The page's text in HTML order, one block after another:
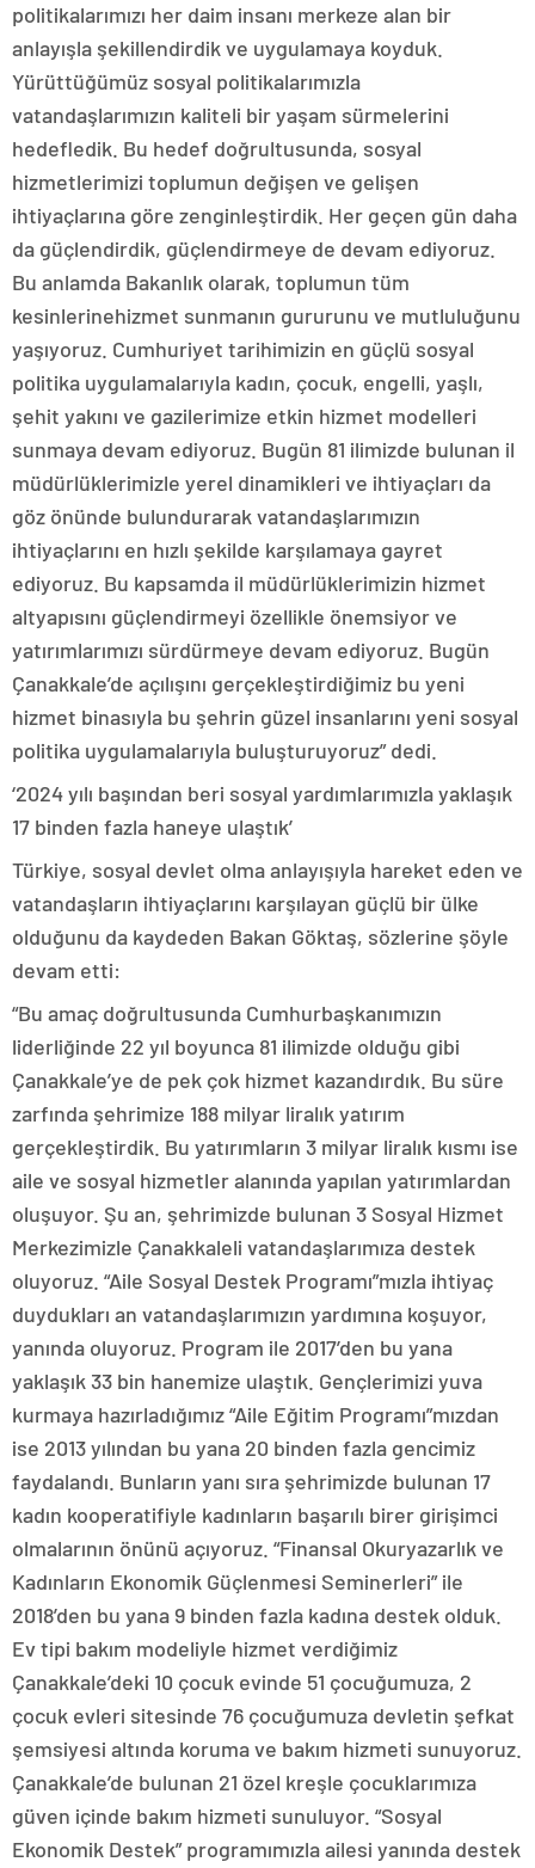
politikalarımızı her daim insanı merkeze alan bir
anlayışla şekillendirdik ve uygulamaya koyduk.
Yürüttüğümüz sosyal politikalarımızla
vatandaşlarımızın kaliteli bir yaşam sürmelerini
hedefledik. Bu hedef doğrultusunda, sosyal
hizmetlerimizi toplumun değişen ve gelişen
ihtiyaçlarına göre zenginleştirdik. Her geçen gün daha
da güçlendirdik, güçlendirmeye de devam ediyoruz.
Bu anlamda Bakanlık olarak, toplumun tüm
kesinlerinehizmet sunmanın gururunu ve mutluluğunu
yaşıyoruz. Cumhuriyet tarihimizin en güçlü sosyal
politika uygulamalarıyla kadın, çocuk, engelli, yaşlı,
şehit yakını ve gazilerimize etkin hizmet modelleri
sunmaya devam ediyoruz. Bugün 81 ilimizde bulunan il
müdürlüklerimizle yerel dinamikleri ve ihtiyaçları da
göz önünde bulundurarak vatandaşlarımızın
ihtiyaçlarını en hızlı şekilde karşılamaya gayret
ediyoruz. Bu kapsamda il müdürlüklerimizin hizmet
altyapısını güçlendirmeyi özellikle önemsiyor ve
yatırımlarımızı sürdürmeye devam ediyoruz. Bugün
Çanakkale’de açılışını gerçekleştirdiğimiz bu yeni
hizmet binasıyla bu şehrin güzel insanlarını yeni sosyal
politika uygulamalarıyla buluşturuyoruz” dedi.
‘2024 yılı başından beri sosyal yardımlarımızla yaklaşık
17 binden fazla haneye ulaştık’
Türkiye, sosyal devlet olma anlayışıyla hareket eden ve
vatandaşların ihtiyaçlarını karşılayan güçlü bir ülke
olduğunu da kaydeden Bakan Göktaş, sözlerine şöyle
devam etti:
“Bu amaç doğrultusunda Cumhurbaşkanımızın
liderliğinde 22 yıl boyunca 81 ilimizde olduğu gibi
Çanakkale’ye de pek çok hizmet kazandırdık. Bu süre
zarfında şehrimize 188 milyar liralık yatırım
gerçekleştirdik. Bu yatırımların 3 milyar liralık kısmı ise
aile ve sosyal hizmetler alanında yapılan yatırımlardan
oluşuyor. Şu an, şehrimizde bulunan 3 Sosyal Hizmet
Merkezimizle Çanakkaleli vatandaşlarımıza destek
oluyoruz. “Aile Sosyal Destek Programı”mızla ihtiyaç
duydukları an vatandaşlarımızın yardımına koşuyor,
yanında oluyoruz. Program ile 2017’den bu yana
yaklaşık 33 bin hanemize ulaştık. Gençlerimizi yuva
kurmaya hazırladığımız “Aile Eğitim Programı”mızdan
ise 2013 yılından bu yana 20 binden fazla gencimiz
faydalandı. Bunların yanı sıra şehrimizde bulunan 17
kadın kooperatifiyle kadınların başarılı birer girişimci
olmalarının önünü açıyoruz. “Finansal Okuryazarlık ve
Kadınların Ekonomik Güçlenmesi Seminerleri” ile
2018’den bu yana 9 binden fazla kadına destek olduk.
Ev tipi bakım modeliyle hizmet verdiğimiz
Çanakkale’deki 10 çocuk evinde 51 çocuğumuza, 2
çocuk evleri sitesinde 76 çocuğumuza devletin şefkat
şemsiyesi altında koruma ve bakım hizmeti sunuyoruz.
Çanakkale’de bulunan 21 özel kreşle çocuklarımıza
güven içinde bakım hizmeti sunuluyor. “Sosyal
Ekonomik Destek” programımızla ailesi yanında destek